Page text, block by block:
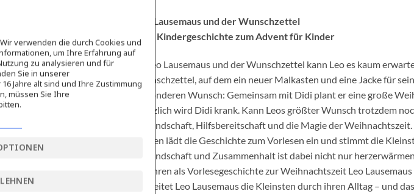
Leo Lausemaus und der Wunschzettel
Eine Kindergeschichte zum Advent für Kinder
In Leo Lausemaus und der Wunschzettel kann Leo es kaum
Wunschzettel, auf dem ein neuer Malkasten und eine Jacke für
besonderen Wunsch: Gemeinsam mit Didi plant er eine große
plötzlich wird Didi krank. Kann Leos größter Wunsch trotzdem
Freundschaft, Hilfsbereitschaft und die Magie der
Texten lädt die Geschichte zum Vorlesen ein und stimmt die
Freundschaft und Zusammenhalt ist dabei nicht nur
3 Jahren als Vorlesegeschichte zur Weihnachtszeit Leo
begleitet Leo Lausemaus die Kleinsten durch ihren Alltag – und
verwenden die durch Cookies und
um Ihre Erfahrung auf
zu analysieren und für
Sie in unserer
Jahre alt sind und Ihre Zustimmung
müssen Sie Ihre